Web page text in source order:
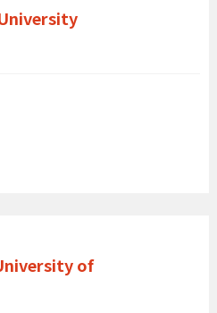
of